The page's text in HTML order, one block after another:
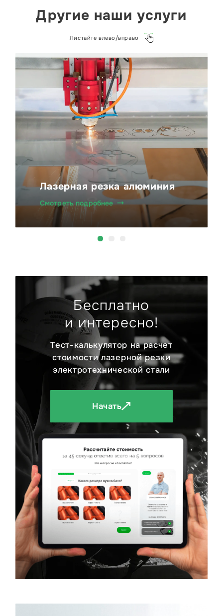
Другие наши услуги
Листайте влево/вправо
Лазерная резка алюминия
Смотреть подробнее
Бесплатно
и интересно!
Тест-калькулятор на расчет
стоимости лазерной резки
электротехнической стали
Начать